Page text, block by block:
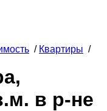
/ Квартиры /
в р-не